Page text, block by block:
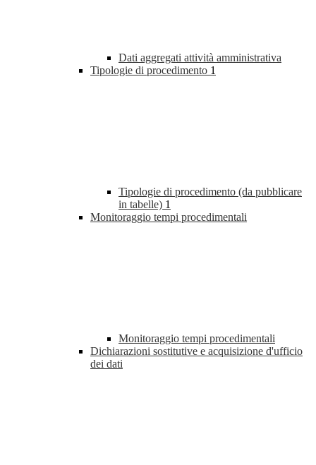
Dati aggregati attività amministrativa
Tipologie di procedimento 1
Tipologie di procedimento (da pubblicare
in tabelle) 1
Monitoraggio tempi procedimentali
Monitoraggio tempi procedimentali
Dichiarazioni sostitutive e acquisizione d'ufficio
dei dati